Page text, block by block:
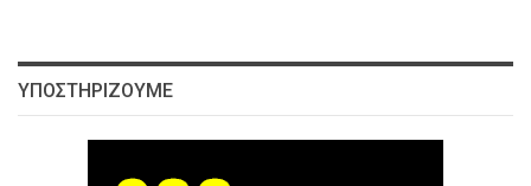
ΥΠΟΣΤΗΡΊΖΟΥΜΕ